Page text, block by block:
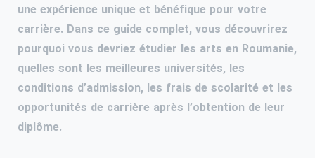
une expérience unique et bénéfique pour votre
carrière. Dans ce guide complet, vous découvrirez
pourquoi vous devriez étudier les arts en Roumanie,
quelles sont les meilleures universités, les
conditions d’admission, les frais de scolarité et les
opportunités de carrière après l’obtention de leur
diplôme.